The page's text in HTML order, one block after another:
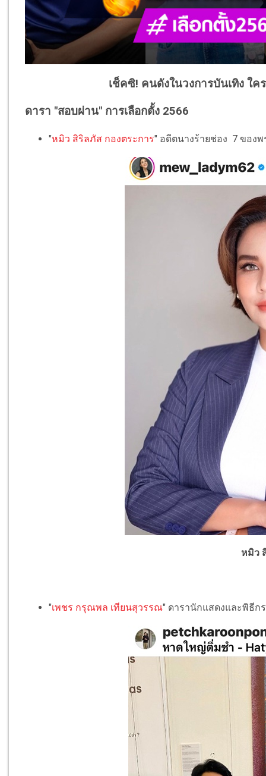
เช็คซิ! คนดังในวงการบันเทิง ใค
ดารา "สอบผ่าน" การเลือกตั้ง 2566
"หมิว สิริลภัส กองตระการ" อดีตนางร้ายช่อง 7 ของ
หมิว
"เพชร กรุณพล เทียนสุวรรณ" ดารานักแสดงและพิธีก